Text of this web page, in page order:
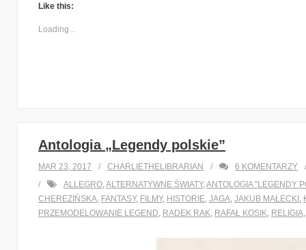
Like this:
Loading...
Antologia „Legendy polskie”
MAR 23, 2017 CHARLIETHELIBRARIAN 6 KOMENTARZY
ALLEGRO,ALTERNATYWNE ŚWIATY,ANTOLOGIA "LEGENDY
CHEREZIŃSKA, FANTASY, FILMY, HISTORIE, JAGA, JAKUB MAŁECKI,
PRZEMODELOWANIE LEGEND, RADEK RAK, RAFAŁ KOSIK, RELIGIA